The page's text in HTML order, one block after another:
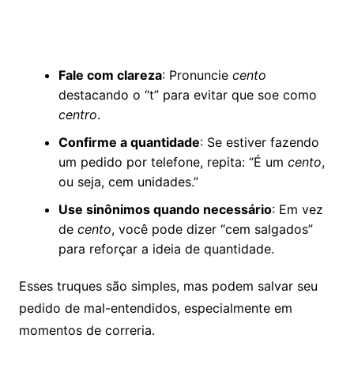
Fale com clareza: Pronuncie cento
destacando o “t” para evitar que soe como
centro.
Confirme a quantidade: Se estiver fazendo
um pedido por telefone, repita: “É um cento,
ou seja, cem unidades.”
Use sinônimos quando necessário: Em vez
de cento, você pode dizer “cem salgados”
para reforçar a ideia de quantidade.
Esses truques são simples, mas podem salvar seu
pedido de mal-entendidos, especialmente em
momentos de correria.